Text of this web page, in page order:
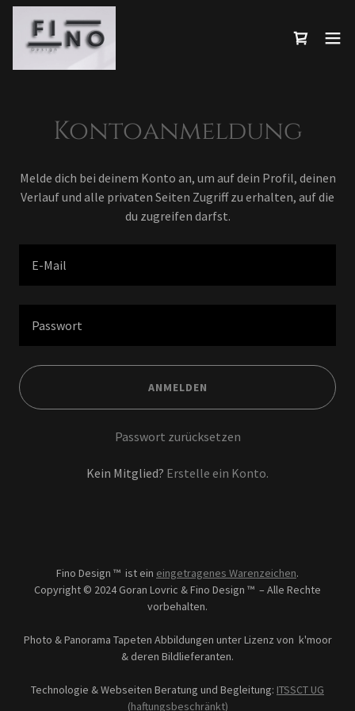
Kontoanmeldung
Melde dich bei deinem Konto an, um auf dein Profil, deinen
Verlauf und alle privaten Seiten Zugriff zu erhalten, auf die
du zugreifen darfst.
ANMELDEN
Passwort zurücksetzen
Kein Mitglied? Erstelle ein Konto.
Fino Design ™ ist ein eingetragenes Warenzeichen.
Copyright © 2024 Goran Lovric & Fino Design ™ – Alle Rechte
vorbehalten.
Photo & Panorama Tapeten Abbildungen unter Lizenz von k'moor
& deren Bildlieferanten.
Technologie & Webseiten Beratung und Begleitung: ITSSCT UG
(haftungsbeschränkt)